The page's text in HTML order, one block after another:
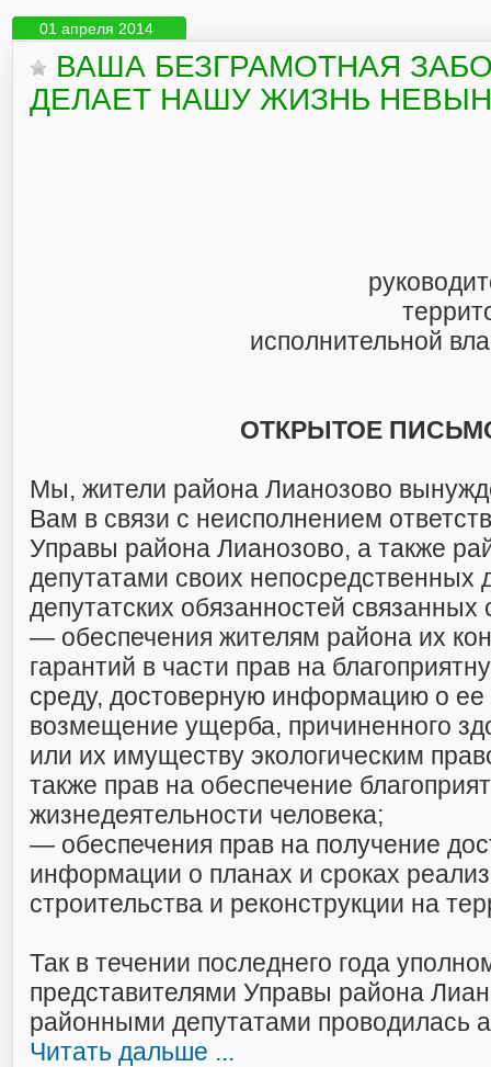
01 апреля 2014
ВАША БЕЗГРАМОТНАЯ
ДЕЛАЕТ НАШУ ЖИЗНЬ
исполнительной
ОТКРЫТОЕ
Мы, жители района Лианозово
Вам в связи с неисполнением
Управы района Лианозово, а также
депутатами своих непосредственных
депутатских обязанностей связанных
— обеспечения жителям района их
гарантий в части прав на
среду, достоверную информацию о ее
возмещение ущерба, причиненного
или их имуществу экологическим
также прав на обеспечение
жизнедеятельности человека;
— обеспечения прав на получение
информации о планах и сроках
строительства и реконструкции на
Так в течении последнего года
представителями Управы района
районными депутатами проводилась
Читать дальше ...